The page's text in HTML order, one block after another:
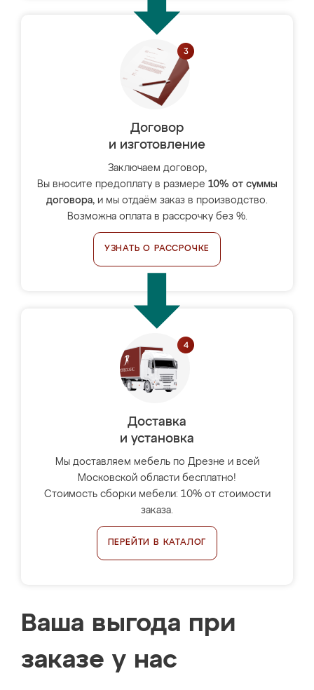
Договор
и изготовление
Заключаем договор,
Вы вносите предоплату в размере 10% от суммы
договора, и мы отдаём заказ в производство.
Возможна оплата в рассрочку без %.
УЗНАТЬ О РАССРОЧКЕ
Доставка
и установка
Мы доставляем мебель по Дрезне и всей
Московской области бесплатно!
Стоимость сборки мебели: 10% от стоимости
заказа.
ПЕРЕЙТИ В КАТАЛОГ
Ваша выгода при
заказе у нас